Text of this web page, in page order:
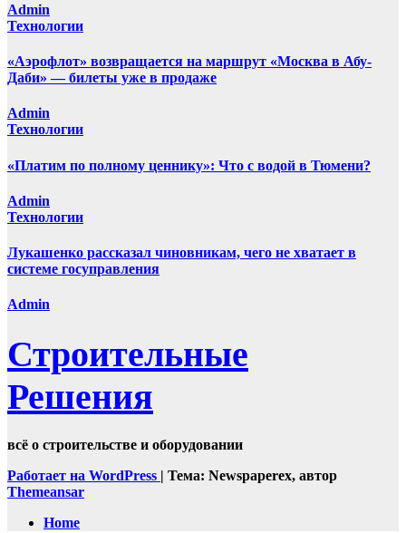
Admin
Технологии
«Аэрофлот» возвращается на маршрут «Москва в Абу-
Даби» — билеты уже в продаже
Admin
Технологии
«Платим по полному ценнику»: Что с водой в Тюмени?
Admin
Технологии
Лукашенко рассказал чиновникам, чего не хватает в
системе госуправления
Admin
Строительные
Решения
всё о строительстве и оборудовании
Работает на WordPress | Тема: Newspaperex, автор
Themeansar
Home